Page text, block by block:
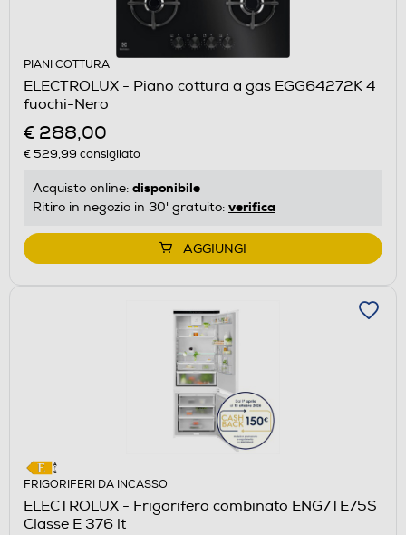
PIANI COTTURA
ELECTROLUX - Piano cottura a gas EGG64272K 4
fuochi-Nero
€ 288,00
€ 529,99 consigliato
Acquisto online: disponibile
Ritiro in negozio in 30' gratuito: verifica
AGGIUNGI
FRIGORIFERI DA INCASSO
ELECTROLUX - Frigorifero combinato ENG7TE75S
Classe E 376 lt